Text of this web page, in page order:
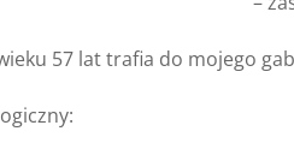
57 lat trafia do mojego